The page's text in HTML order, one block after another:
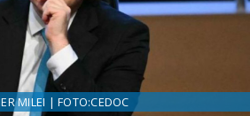
MILEI | FOTO:CEDOC